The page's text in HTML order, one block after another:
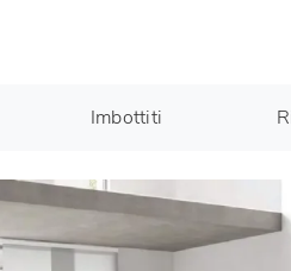
Imbottiti